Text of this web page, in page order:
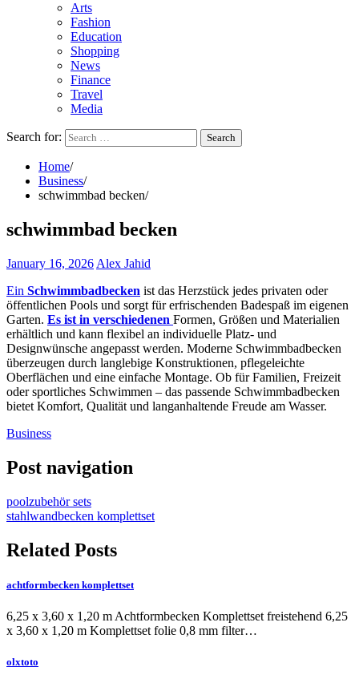
Arts
Fashion
Education
Shopping
News
Finance
Travel
Media
Search for:
Home
Business
schwimmbad becken
schwimmbad becken
January 16, 2026 Alex Jahid
Ein Schwimmbadbecken ist das Herzstück jedes privaten oder
öffentlichen Pools und sorgt für erfrischenden Badespaß im eigenen
Garten. Es ist in verschiedenen Formen, Größen und Materialien
erhältlich und kann flexibel an individuelle Platz- und
Designwünsche angepasst werden. Moderne Schwimmbadbecken
überzeugen durch langlebige Konstruktionen, pflegeleichte
Oberflächen und eine einfache Montage. Ob für Familien, Freizeit
oder sportliches Schwimmen – das passende Schwimmbadbecken
bietet Komfort, Qualität und langanhaltende Freude am Wasser.
Business
Post navigation
poolzubehör sets
stahlwandbecken komplettset
Related Posts
achtformbecken komplettset
6,25 x 3,60 x 1,20 m Achtformbecken Komplettset freistehend 6,25
x 3,60 x 1,20 m Komplettset folie 0,8 mm filter…
olxtoto